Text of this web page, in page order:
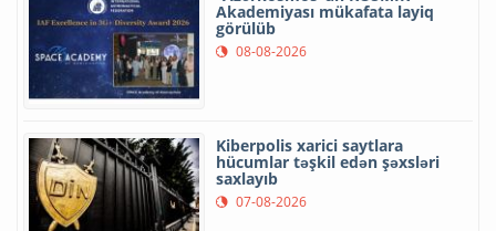
Akademiyası mükafata layiq
görülüb
08-08-2026
Kiberpolis xarici saytlara
hücumlar təşkil edən şəxsləri
saxlayıb
07-08-2026